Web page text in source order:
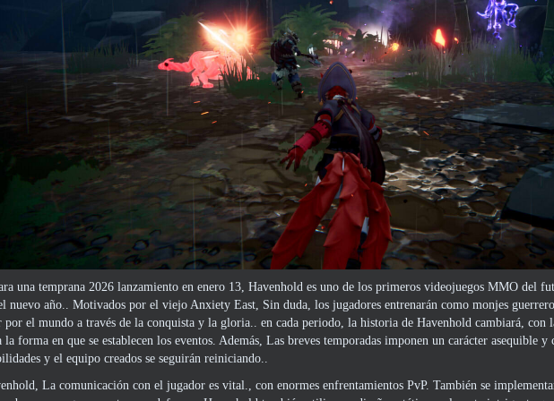
una temprana 2026 lanzamiento en enero 13, Havenhold es uno de los primeros videojuegos MMO del
nuevo año.. Motivados por el viejo Anxiety East, Sin duda, los jugadores entrenarán como monjes
por el mundo a través de la conquista y la gloria.. en cada periodo, la historia de Havenhold cambiará, con
la forma en que se establecen los eventos. Además, Las breves temporadas imponen un carácter asequible y
y el equipo creados se seguirán reiniciando..
La comunicación con el jugador es vital., con enormes enfrentamientos PvP. También se